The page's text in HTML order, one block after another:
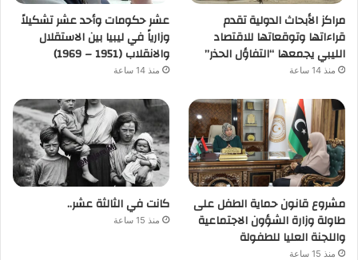
مراكز الأبحاث الدولية تقدم
قراءاتها وتوقعاتها للاقتصاد
الليبي يجمعها “التفاؤل الحذر”
منذ 14 ساعة
عشر حكومات وأحد عشر تشكيلاً
وزارياً في ليبيا بين الاستقلال
والانقلاب (1951 – 1969)
منذ 14 ساعة
مشروع قانون حماية الطفل على
طاولة وزارة الشؤون الاجتماعية
واللجنة العليا للطفولة
منذ 15 ساعة
كانت في الثالثة عشر..
منذ 15 ساعة